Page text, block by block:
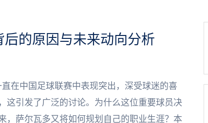
的原因与未来动向分析
在中国足球联赛中表现突出，深受球迷的喜
这引发了广泛的讨论。为什么这位重要球员决
，萨尔瓦多又将如何规划自己的职业生涯？本